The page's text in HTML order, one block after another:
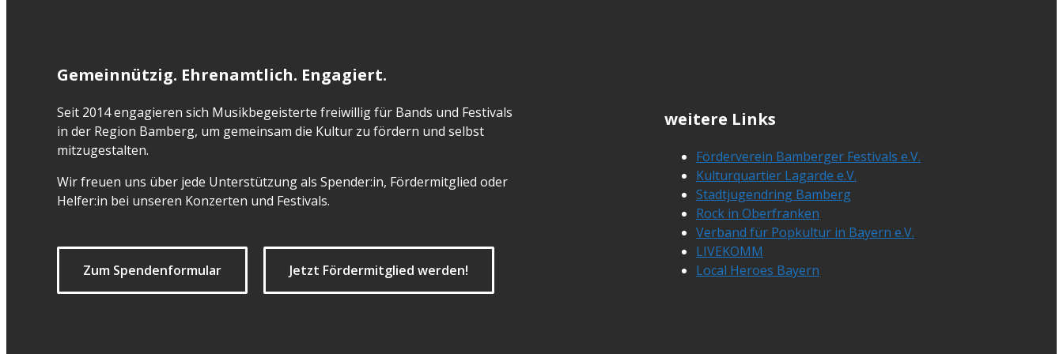
Gemeinnützig. Ehrenamtlich. Engagiert.
Seit 2014 engagieren sich Musikbegeisterte freiwillig für Bands und Festivals
in der Region Bamberg, um gemeinsam die Kultur zu fördern und selbst
mitzugestalten.
Wir freuen uns über jede Unterstützung als Spender:in, Fördermitglied oder
Helfer:in bei unseren Konzerten und Festivals.
Zum Spendenformular Jetzt Fördermitglied werden!
weitere Links
Förderverein Bamberger Festivals e.V.
Kulturquartier Lagarde e.V.
Stadtjugendring Bamberg
Rock in Oberfranken
Verband für Popkultur in Bayern e.V.
LIVEKOMM
Local Heroes Bayern